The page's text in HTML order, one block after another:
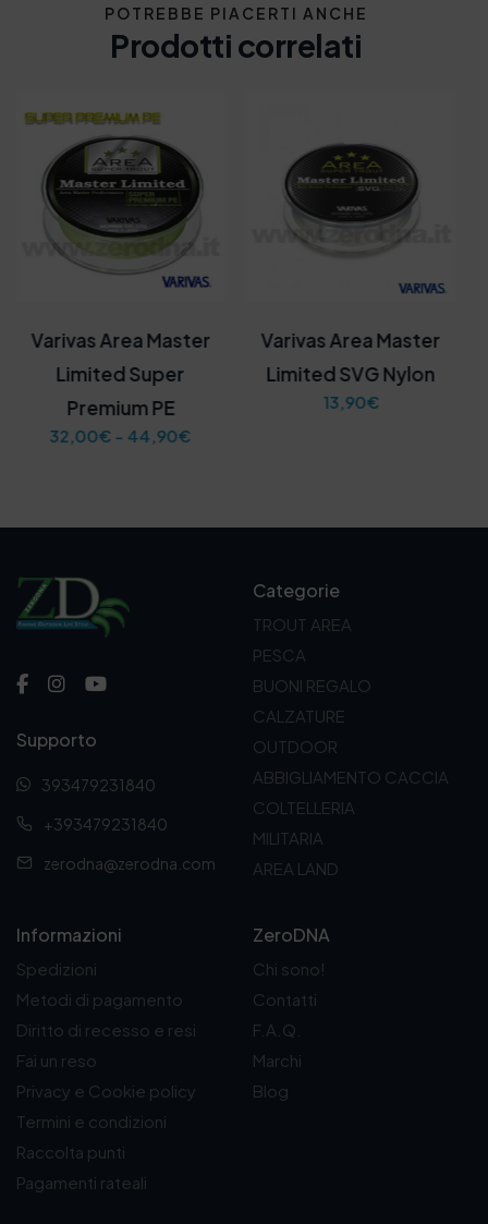
POTREBBE PIACERTI ANCHE
Prodotti correlati
Varivas Area Master
Limited Super
Premium PE
32,00€ - 44,90€F
0
€
Varivas Area Master
Limited SVG Nylon
13,90€
Supporto
393479231840
+393479231840
zerodna@zerodna.com
Categorie
TROUT AREA
PESCA
BUONI REGALO
CALZATURE
OUTDOOR
ABBIGLIAMENTO CACCIA
COLTELLERIA
MILITARIA
AREA LAND
Informazioni
Spedizioni
Metodi di pagamento
Diritto di recesso e resi
Fai un reso
Privacy e Cookie policy
Termini e condizioni
Raccolta punti
Pagamenti rateali
ZeroDNA
Chi sono!
Contatti
F.A.Q.
Marchi
Blog